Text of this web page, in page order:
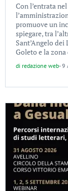
Con l’entrata
promuove un
spiegare, tra
Sant’Angelo
Goleto e la
di redazione web-9